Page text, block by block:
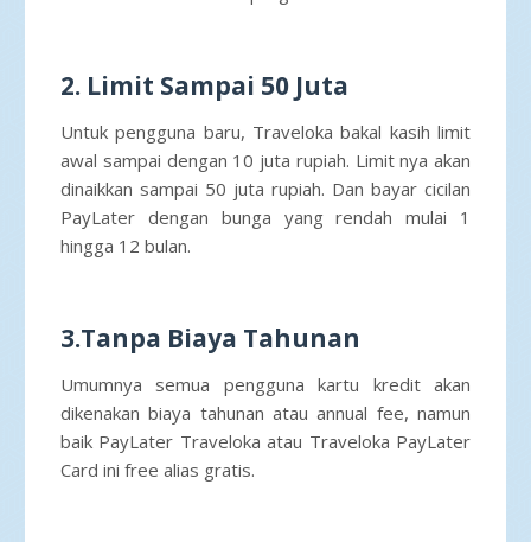
2. Limit Sampai 50 Juta
Untuk pengguna baru, Traveloka bakal kasih limit
awal sampai dengan 10 juta rupiah. Limit nya akan
dinaikkan sampai 50 juta rupiah. Dan bayar cicilan
PayLater dengan bunga yang rendah mulai 1
hingga 12 bulan.
3.Tanpa Biaya Tahunan
Umumnya semua pengguna kartu kredit akan
dikenakan biaya tahunan atau annual fee, namun
baik PayLater Traveloka atau Traveloka PayLater
Card ini free alias gratis.